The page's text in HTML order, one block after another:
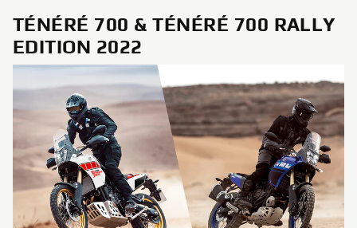
TÉNÉRÉ 700 & TÉNÉRÉ 700 RALLY
EDITION 2022